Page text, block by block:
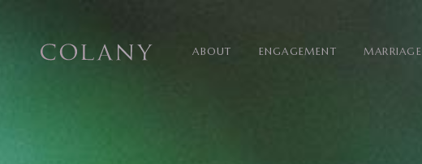
ABOUT ENGAGEMENT MARRIAGE